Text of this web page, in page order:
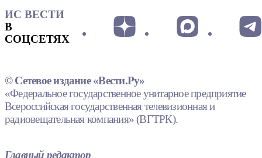
ИС ВЕСТИ
В
СОЦСЕТЯХ
© Сетевое издание «Вести.Ру»
«Федеральное государственное унитарное предприятие
Всероссийская государственная телевизионная и
радиовещательная компания» (ВГТРК).
Главный редактор